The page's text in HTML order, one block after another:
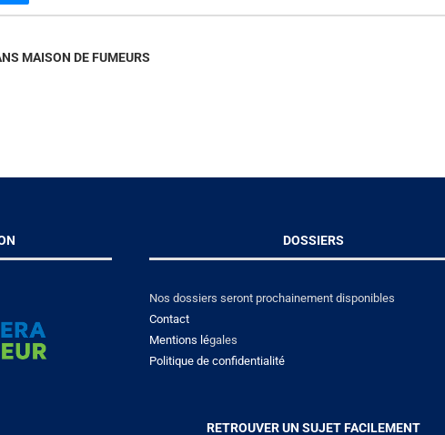
MAISON DE FUMEURS
DOSSIERS
Nos dossiers seront prochainement disponibles
Contact
Mentions légales
Politique de confidentialité
RETROUVER UN SUJET FACILEMENT